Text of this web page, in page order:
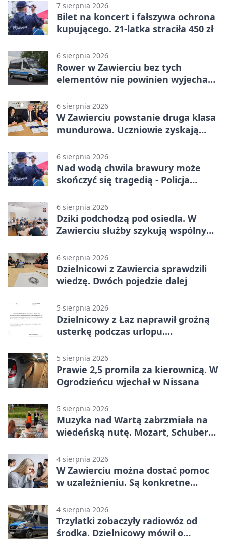
7 sierpnia 2026
Bilet na koncert i fałszywa ochrona
kupującego. 21-latka straciła 450 zł
6 sierpnia 2026
Rower w Zawierciu bez tych
elementów nie powinien wyjechać
6 sierpnia 2026
W Zawierciu powstanie druga klasa
mundurowa. Uczniowie zyskają
6 sierpnia 2026
Nad wodą chwila brawury może
skończyć się tragedią - Policja
6 sierpnia 2026
Dziki podchodzą pod osiedla. W
Zawierciu służby szykują wspólny
6 sierpnia 2026
Dzielnicowi z Zawiercia sprawdzili
wiedzę. Dwóch pojedzie dalej
5 sierpnia 2026
Dzielnicowy z Łaz naprawił groźną
usterkę podczas urlopu.
5 sierpnia 2026
Prawie 2,5 promila za kierownicą. W
Ogrodzieńcu wjechał w Nissana
5 sierpnia 2026
Muzyka nad Wartą zabrzmiała na
wiedeńską nutę. Mozart, Schubert i
4 sierpnia 2026
W Zawierciu można dostać pomoc
w uzależnieniu. Są konkretne
4 sierpnia 2026
Trzylatki zobaczyły radiowóz od
środka. Dzielnicowy mówił o